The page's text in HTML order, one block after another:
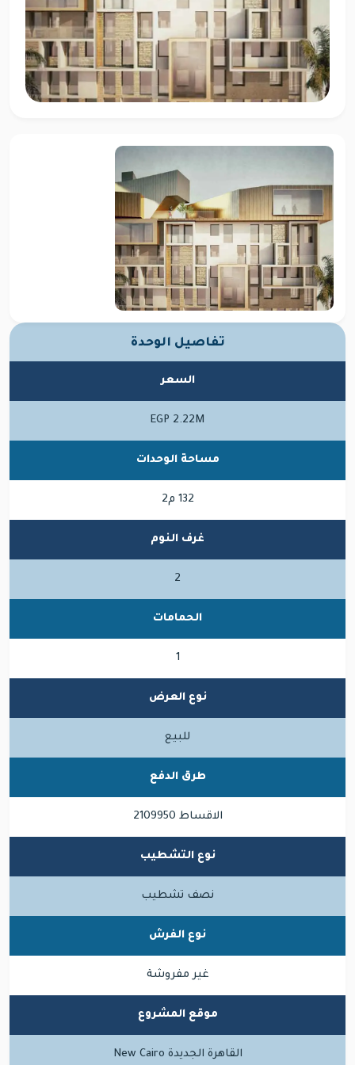
تفاصيل الوحدة
السعر
EGP 2.22M
مساحة الوحدات
132 م2
غرف النوم
2
الحمامات
1
نوع العرض
للبيع
طرق الدفع
الاقساط 2109950
نوع التشطيب
نصف تشطيب
نوع الفرش
غير مفروشة
موقع المشروع
القاهرة الجديدة New Cairo